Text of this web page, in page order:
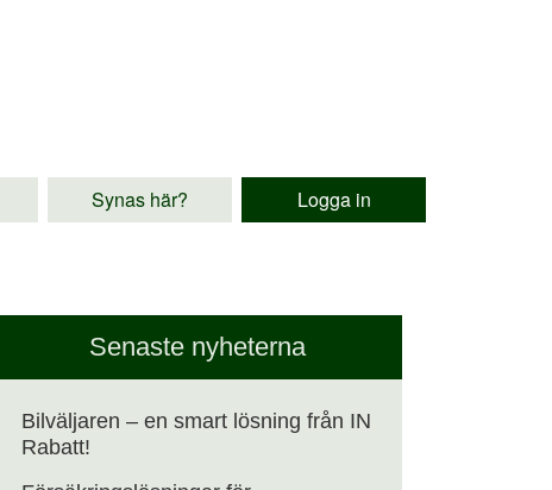
Synas här? Logga in
Senaste nyheterna
Bilväljaren – en smart lösning från IN
Rabatt!